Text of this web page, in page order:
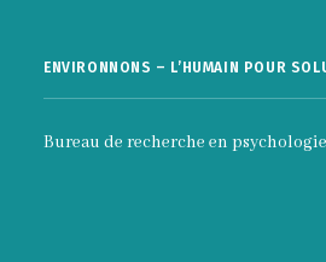
ENVIRONNONS – L’HUMAIN POUR
Bureau de recherche en